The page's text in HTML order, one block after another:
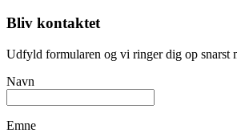
Bliv kontaktet
Udfyld formularen og vi ringer dig op snarst
Navn
Emne